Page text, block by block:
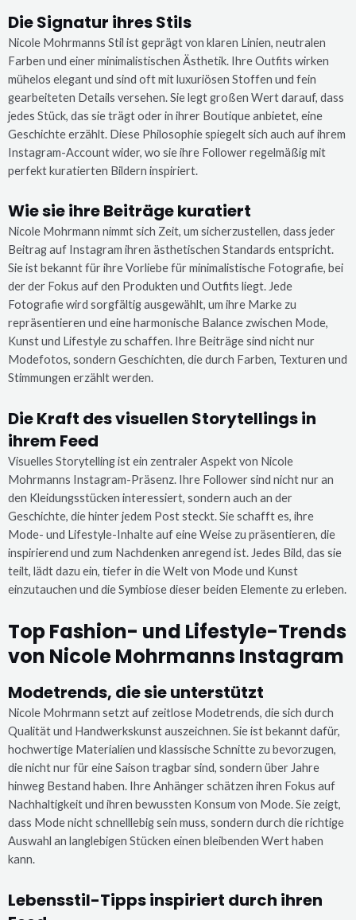
Die Signatur ihres Stils
Nicole Mohrmanns Stil ist geprägt von klaren Linien, neutralen
Farben und einer minimalistischen Ästhetik. Ihre Outfits wirken
mühelos elegant und sind oft mit luxuriösen Stoffen und fein
gearbeiteten Details versehen. Sie legt großen Wert darauf, dass
jedes Stück, das sie trägt oder in ihrer Boutique anbietet, eine
Geschichte erzählt. Diese Philosophie spiegelt sich auch auf ihrem
Instagram-Account wider, wo sie ihre Follower regelmäßig mit
perfekt kuratierten Bildern inspiriert.
Wie sie ihre Beiträge kuratiert
Nicole Mohrmann nimmt sich Zeit, um sicherzustellen, dass jeder
Beitrag auf Instagram ihren ästhetischen Standards entspricht.
Sie ist bekannt für ihre Vorliebe für minimalistische Fotografie, bei
der der Fokus auf den Produkten und Outfits liegt. Jede
Fotografie wird sorgfältig ausgewählt, um ihre Marke zu
repräsentieren und eine harmonische Balance zwischen Mode,
Kunst und Lifestyle zu schaffen. Ihre Beiträge sind nicht nur
Modefotos, sondern Geschichten, die durch Farben, Texturen und
Stimmungen erzählt werden.
Die Kraft des visuellen Storytellings in
ihrem Feed
Visuelles Storytelling ist ein zentraler Aspekt von Nicole
Mohrmanns Instagram-Präsenz. Ihre Follower sind nicht nur an
den Kleidungsstücken interessiert, sondern auch an der
Geschichte, die hinter jedem Post steckt. Sie schafft es, ihre
Mode- und Lifestyle-Inhalte auf eine Weise zu präsentieren, die
inspirierend und zum Nachdenken anregend ist. Jedes Bild, das sie
teilt, lädt dazu ein, tiefer in die Welt von Mode und Kunst
einzutauchen und die Symbiose dieser beiden Elemente zu erleben.
Top Fashion- und Lifestyle-Trends
von Nicole Mohrmanns Instagram
Modetrends, die sie unterstützt
Nicole Mohrmann setzt auf zeitlose Modetrends, die sich durch
Qualität und Handwerkskunst auszeichnen. Sie ist bekannt dafür,
hochwertige Materialien und klassische Schnitte zu bevorzugen,
die nicht nur für eine Saison tragbar sind, sondern über Jahre
hinweg Bestand haben. Ihre Anhänger schätzen ihren Fokus auf
Nachhaltigkeit und ihren bewussten Konsum von Mode. Sie zeigt,
dass Mode nicht schnelllebig sein muss, sondern durch die richtige
Auswahl an langlebigen Stücken einen bleibenden Wert haben
kann.
Lebensstil-Tipps inspiriert durch ihren